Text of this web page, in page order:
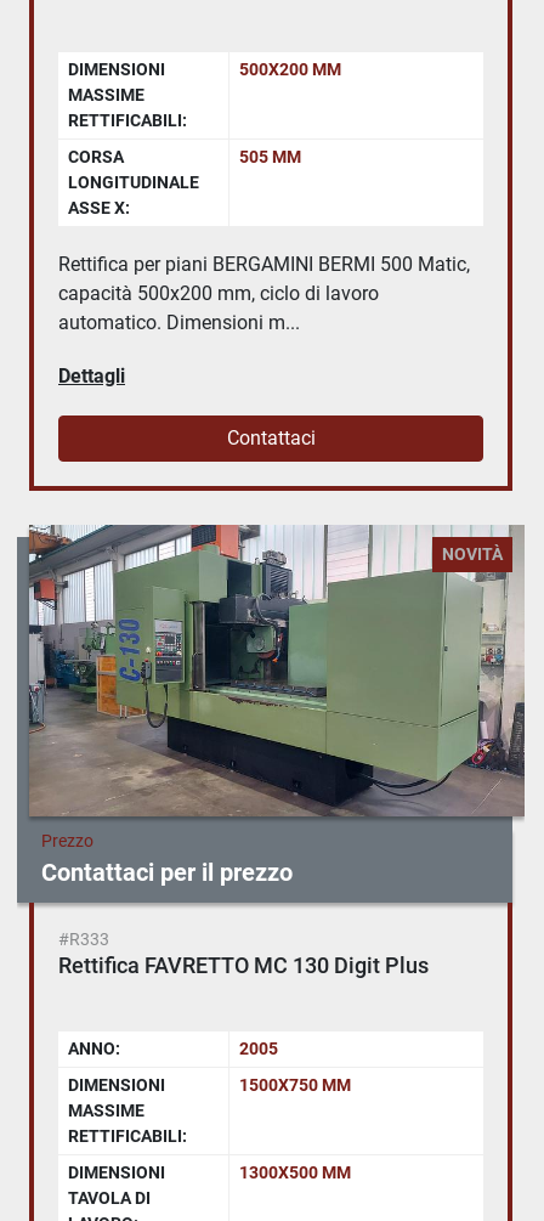
DIMENSIONI
MASSIME
RETTIFICABILI:
500X200 MM
CORSA
LONGITUDINALE
ASSE X:
505 MM
Rettifica per piani BERGAMINI BERMI 500 Matic,
capacità 500x200 mm, ciclo di lavoro
automatico. Dimensioni m...
Dettagli
Contattaci
NOVITÀ
Prezzo
Contattaci per il prezzo
#R333
Rettifica FAVRETTO MC 130 Digit Plus
ANNO:
2005
DIMENSIONI
MASSIME
RETTIFICABILI:
1500X750 MM
DIMENSIONI
TAVOLA DI
1300X500 MM